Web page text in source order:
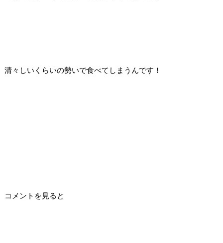
清々しいくらいの勢いで食べてしまうんです！
コメントを見ると